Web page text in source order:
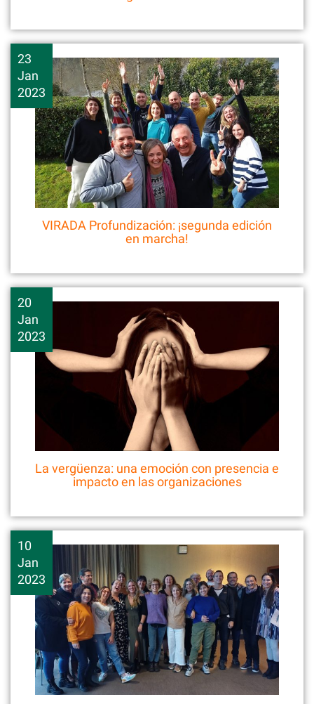
23
Jan
2023
VIRADA Profundización: ¡segunda edición
en marcha!
20
Jan
2023
La vergüenza: una emoción con presencia e
impacto en las organizaciones
10
Jan
2023